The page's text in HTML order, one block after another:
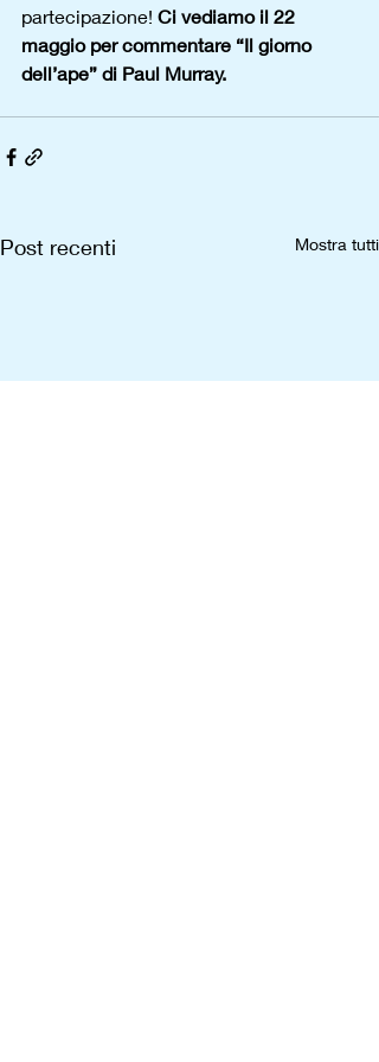
partecipazione! Ci vediamo il 22
maggio per commentare “Il giorno
dell’ape” di Paul Murray.
Post recenti Mostra tutti